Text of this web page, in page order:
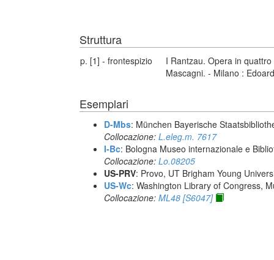
Struttura
p. [1] - frontespizio
I Rantzau. Opera in
Mascagni. - Milano :
Esemplari
D-Mbs: München Bayerische
Collocazione: L.eleg.m. 7617
I-Bc: Bologna Museo internazionale e
Collocazione: Lo.08205
US-PRV: Provo, UT Brigham Young
US-Wc: Washington Library of Congress,
Collocazione: ML48 [S6047]